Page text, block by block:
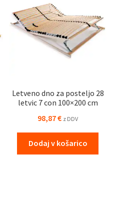
Letveno dno za posteljo 28
letvic 7 con 100×200 cm
98,87€ z DDV
Dodaj v košarico